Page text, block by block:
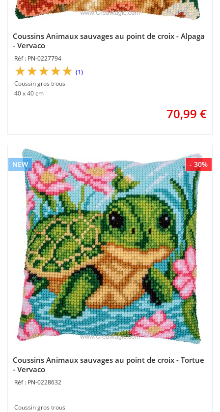
Coussins Animaux sauvages au point de croix - Alpaga
- Vervaco
PN-0227794
(1)
Coussin gros trous
40 x 40 cm
70,99 €
- 30%
NEW
Coussins Animaux sauvages au point de croix - Tortue
- Vervaco
PN-0228632
Coussin gros trous